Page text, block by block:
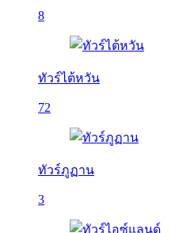
8
ทัวร์ไต้หวัน
72
ทัวร์ภูฏาน
3